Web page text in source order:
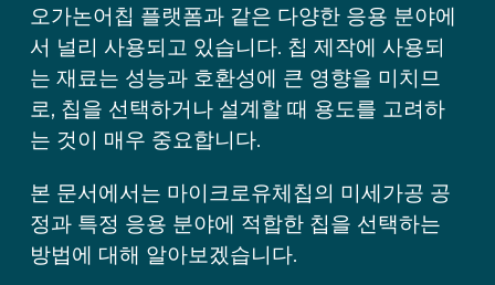
오가논어칩 플랫폼과 같은 다양한 응용 분야에
서 널리 사용되고 있습니다. 칩 제작에 사용되
는 재료는 성능과 호환성에 큰 영향을 미치므
로, 칩을 선택하거나 설계할 때 용도를 고려하
는 것이 매우 중요합니다.
본 문서에서는 마이크로유체칩의 미세가공 공
정과 특정 응용 분야에 적합한 칩을 선택하는
방법에 대해 알아보겠습니다.